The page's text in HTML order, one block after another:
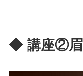
◆ 講座②眉